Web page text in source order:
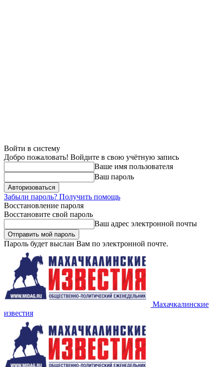
Войти в систему
Добро пожаловать! Войдите в свою учётную запись
Ваше имя пользователя
Ваш пароль
Забыли пароль? Получить помощь
Восстановление пароля
Восстановите свой пароль
Ваш адрес электронной почты
Пароль будет выслан Вам по электронной почте.
Махачкалинские
известия